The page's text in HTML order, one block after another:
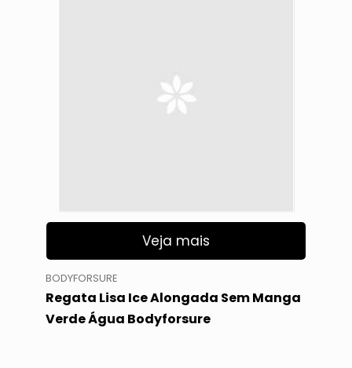
Veja mais
BODYFORSURE
Regata Lisa Ice Alongada Sem Manga
Verde Água Bodyforsure